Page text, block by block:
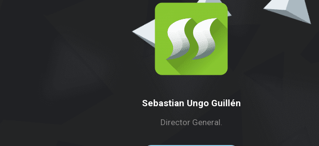
Sebastian Ungo Guillén
Director General.